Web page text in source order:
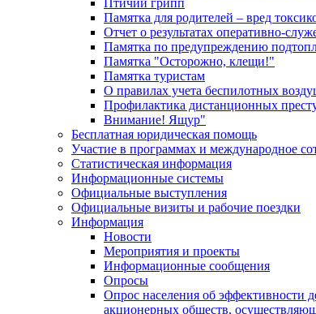
Птичий грипп
Памятка для родителей – вред
Отчет о результатах оперативно-
Памятка по предупреждению
Памятка "Осторожно, клещи!"
Памятка туристам
О правилах учета беспилотных
Профилактика дистанционных
Внимание! Ящур"
Бесплатная юридическая помощь
Участие в программах и международное
Статистическая информация
Информационные системы
Официальные выступления
Официальные визиты и рабочие поездки
Информация
Новости
Мероприятия и проекты
Информационные сообщения
Опросы
Опрос населения об эффективности
акционерных обществ,